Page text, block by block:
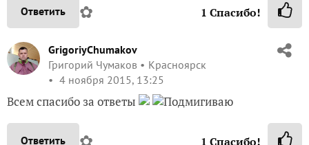
Ответить ✿ 1 Спасибо!
GrigoriyChumakov
Григорий Чумаков
Красноярск
4 ноября 2015, 13:25
Всем спасибо за ответы
Ответить 1 Спасибо!